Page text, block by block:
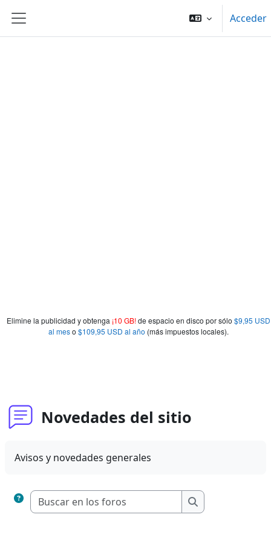
Elimine la publicidad y obtenga ¡10 GB!de espacio en disco por sólo $9,95 USD
al meso $109,95 USD al año (más impuestos locales).
Panel lateral
Acceder
Novedades del sitio
Avisos y novedades generales
Buscar en los foros
Buscar en los